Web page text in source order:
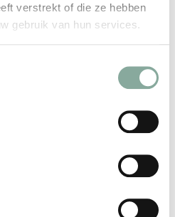
verstrekt of die ze hebben
gebruik van hun services.
om warme reflecties subtiel te
voor een goud-hazelnootkleur op
passen.